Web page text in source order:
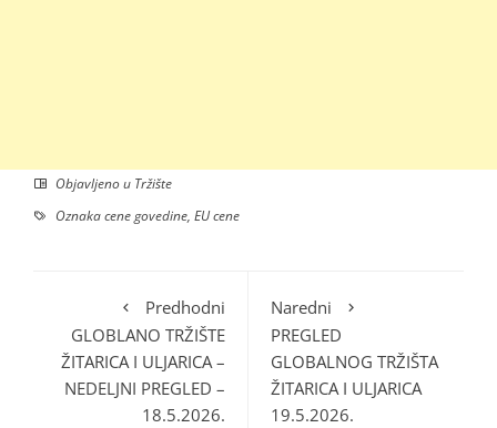
Objavljeno u Tržište
Oznakacene govedine, EU cene
Predhodni
GLOBLANO TRŽIŠTE
ŽITARICA I ULJARICA –
NEDELJNI PREGLED –
18.5.2026.
Naredni
PREGLED
GLOBALNOG TRŽIŠTA
ŽITARICA I ULJARICA
19.5.2026.